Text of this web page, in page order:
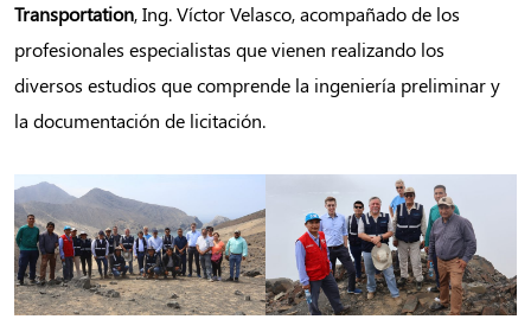
Transportation, Ing. Víctor Velasco, acompañado de los
profesionales especialistas que vienen realizando los
diversos estudios que comprende la ingeniería preliminar y
la documentación de licitación.